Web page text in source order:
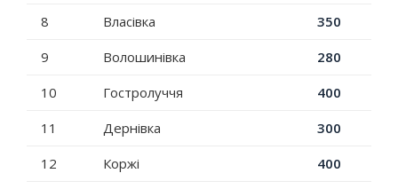
8
Власівка
350
9
Волошинівка
280
10
Гостролуччя
400
11
Дернівка
300
12
Коржі
400